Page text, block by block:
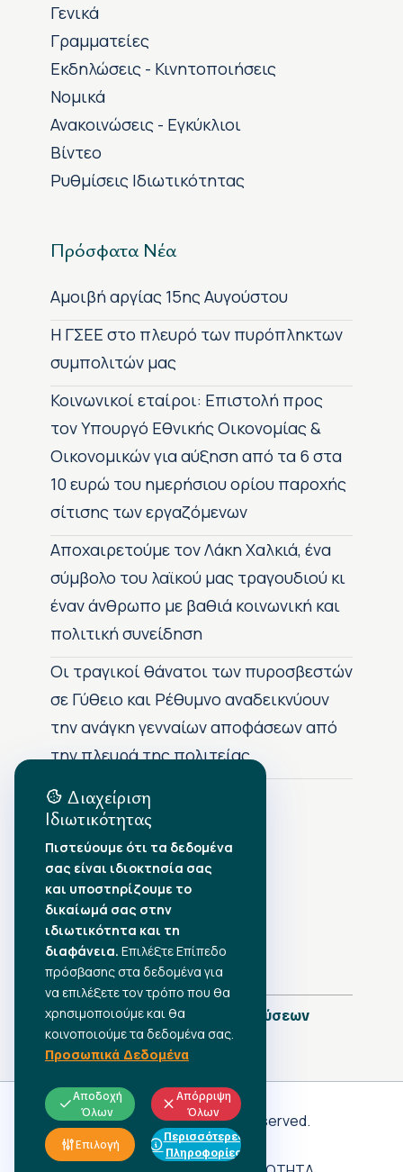
Γενικά
Γραμματείες
Εκδηλώσεις - Κινητοποιήσεις
Νομικά
Ανακοινώσεις - Εγκύκλιοι
Βίντεο
Ρυθμίσεις Ιδιωτικότητας
Πρόσφατα Νέα
Αμοιβή αργίας 15ης Αυγούστου
H ΓΣΕΕ στο πλευρό των πυρόπληκτων
συμπολιτών μας
Κοινωνικοί εταίροι: Επιστολή προς
τον Υπουργό Εθνικής Οικονομίας &
Οικονομικών για αύξηση από τα 6 στα
10 ευρώ του ημερήσιου ορίου παροχής
σίτισης των εργαζόμενων
Αποχαιρετούμε τον Λάκη Χαλκιά, ένα
σύμβολο του λαϊκού μας τραγουδιού κι
έναν άνθρωπο με βαθιά κοινωνική και
πολιτική συνείδηση
Οι τραγικοί θάνατοι των πυροσβεστών
σε Γύθειο και Ρέθυμνο αναδεικνύουν
την ανάγκη γενναίων αποφάσεων από
την πλευρά της πολιτείας
Αρχείο Δημοσιεύσεων
•Αύγουστος 2026
•Ιούλιος 2026
•Ιούνιος 2026
•Μάιος 2026
•Απρίλιος 2026
•Μάρτιος 2026
Πλήρες Ημερολόγιο Δημοσιεύσεων
Γ.Σ.Ε.Ε
© 2026 All rights reserved.
ΠΡΟΣΩΠΙΚΑ ΔΕΔΟΜΕΝΑ
Διαχείριση
Ιδιωτικότητας
Πιστεύουμε ότι τα δεδομένα
σας είναι ιδιοκτησία σας
και υποστηρίζουμε το
δικαίωμά σας στην
ιδιωτικότητα και τη
διαφάνεια. Επιλέξτε Επίπεδο
πρόσβασης στα δεδομένα για
να επιλέξετε τον τρόπο που θα
χρησιμοποιούμε και θα
κοινοποιούμε τα δεδομένα σας.
Προσωπικά Δεδομένα
Αποδοχή
Όλων
Απόρριψη
Όλων
Επιλογή
Περισσότερες
Πληροφορίες